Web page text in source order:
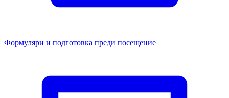
Формуляри и подготовка преди посещение